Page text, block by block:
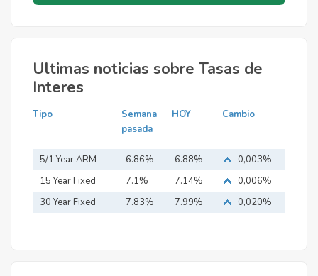
Ultimas noticias sobre Tasas de
Interes
Tipo
Semana
pasada
HOY Cambio
5/1 Year ARM 6.86% 6.88%
0,003%
15 Year Fixed
Mortgage
7.1% 7.14%
0,006%
30 Year Fixed
7.83% 7.99% 0,020%